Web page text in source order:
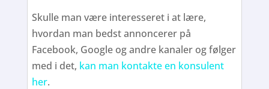
Skulle man være interesseret i at lære,
hvordan man bedst annoncerer på
Facebook, Google og andre kanaler og følger
med i det, kan man kontakte en konsulent
her.